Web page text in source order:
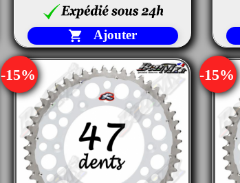
 Ajouter
-15% -15%